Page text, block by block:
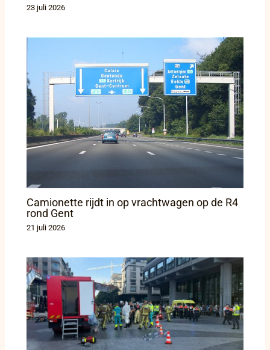
23 juli 2026
Camionette rijdt in op vrachtwagen op de R4
rond Gent
21 juli 2026